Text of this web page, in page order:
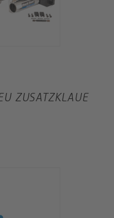
ZUSATZKLAUE